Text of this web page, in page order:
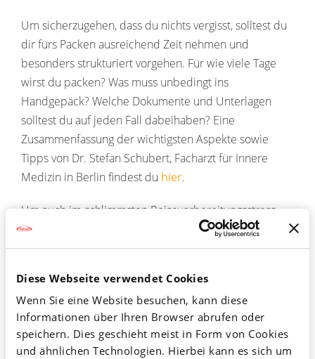
Diese Webseite verwendet Cookies
Wenn Sie eine Website besuchen, kann diese
Informationen über Ihren Browser abrufen oder
speichern. Dies geschieht meist in Form von Cookies
und ähnlichen Technologien. Hierbei kann es sich um
Um sicherzugehen, dass du nichts vergisst, solltest du
dir fürs Packen ausreichend Zeit nehmen und
besonders strukturiert vorgehen. Für wie viele Tage
wirst du packen? Was muss unbedingt ins
Handgepäck? Welche Dokumente und Unterlagen
solltest du auf jeden Fall dabeihaben? Eine
Zusammenfassung der wichtigsten Aspekte sowie
Tipps von Dr. Stefan Schubert, Facharzt für Innere
Medizin in Berlin findest du hier.
Um auch im schlimmsten Reisevorbereitungsstress
immer den Überblick zu behalten, kann eine Liste mit
den wichtigsten Punkten für die Zeit vor, während und
haben wir für dich zusammengestellt. Lies dir in Ruhe
durch, was du alles beachten solltest, ergänze
gegebenenfalls individuelle Punkte und hake ab, was
du schon erledigt hast. So kannst du gut vorbereitet